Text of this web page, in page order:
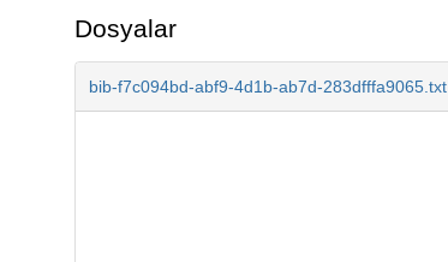
Dosyalar
bib-f7c094bd-abf9-4d1b-ab7d-283dfffa9065.txt